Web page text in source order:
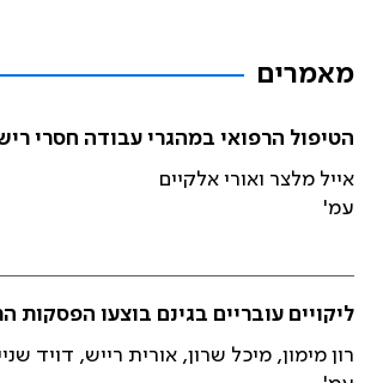
מאמרים
הטיפול הרפואי במהגרי עבודה חסרי
אייל מלצר ואורי אלקיים
עמ'
ליקויים עובריים בגינם בוצעו הפסקות
רון מימון, מיכל שרון, אורית רייש, דויד